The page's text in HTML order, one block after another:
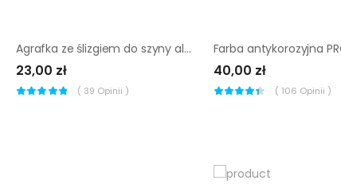
Agrafka ze ślizgiem do szyny aluminiowej 300 cm 60 szt. białe
23,00 zł
( 39 Opinii )
40,00 zł
( 106 Opinii )